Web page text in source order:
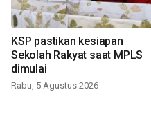
KSP pastikan kesiapan
Sekolah Rakyat saat MPLS
dimulai
Rabu, 5 Agustus 2026